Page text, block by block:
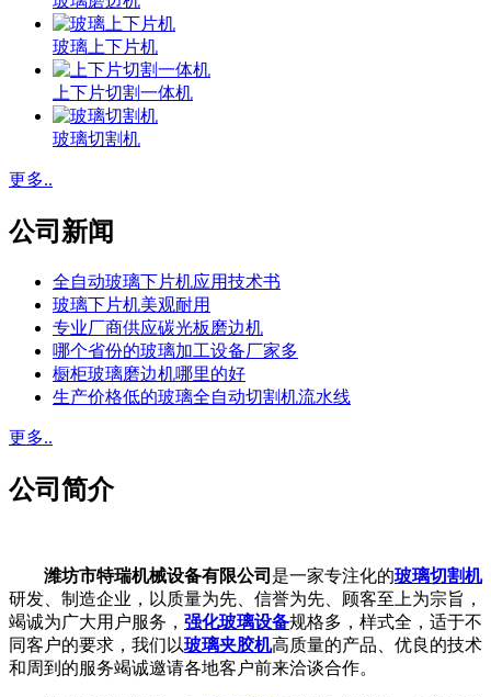
玻璃上下片机
上下片切割一体机
玻璃切割机
更多..
公司新闻
全自动玻璃下片机应用技术书
玻璃下片机美观耐用
专业厂商供应碳光板磨边机
哪个省份的玻璃加工设备厂家多
橱柜玻璃磨边机哪里的好
生产价格低的玻璃全自动切割机流水线
更多..
公司简介
潍坊市特瑞机械设备有限公司 是一家专注化的玻璃切割机
研发、制造企业，以质量为先、信誉为先、顾客至上为宗旨，
竭诚为广大用户服务， 强化玻璃设备规格多，样式全，适于不
同客户的要求，我们以玻璃夹胶机高质量的产品、优良的技术
和周到的服务竭诚邀请各地客户前来洽谈合作。